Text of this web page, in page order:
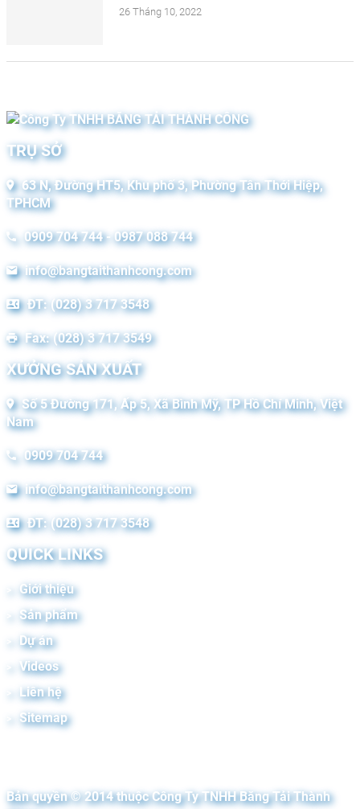
26 Tháng 10, 2022
TRỤ SỞ
63 N, Đường HT5, Khu phố 3, Phường Tân Thới Hiệp,
TPHCM
0909 704 744 - 0987 088 744
info@bangtaithanhcong.com
ĐT: (028) 3 717 3548
Fax: (028) 3 717 3549
XƯỞNG SẢN XUẤT
Số 5 Đường 171, Ấp 5, Xã Bình Mỹ, TP Hồ Chí Minh, Việt
Nam
0909 704 744
info@bangtaithanhcong.com
ĐT: (028) 3 717 3548
QUICK LINKS
Giới thiệu
Sản phẩm
Dự án
Videos
Liên hệ
Sitemap
Bản quyền © 2014 thuộc Công Ty TNHH Băng Tải Thành